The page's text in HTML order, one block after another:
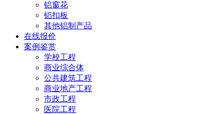
铝窗花
铝扣板
其他铝制产品
在线报价
案例鉴赏
学校工程
商业综合体
公共建筑工程
商业地产工程
市政工程
医院工程